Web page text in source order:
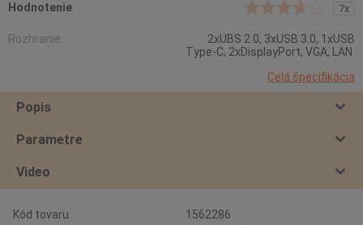
Hodnotenie 7x
Rozhranie
2xUBS 2.0, 3xUSB 3.0, 1xUSB
Type-C, 2xDisplayPort, VGA, LAN
Celá špecifikácia
Popis
Parametre
Video
Kód tovaru
1562286